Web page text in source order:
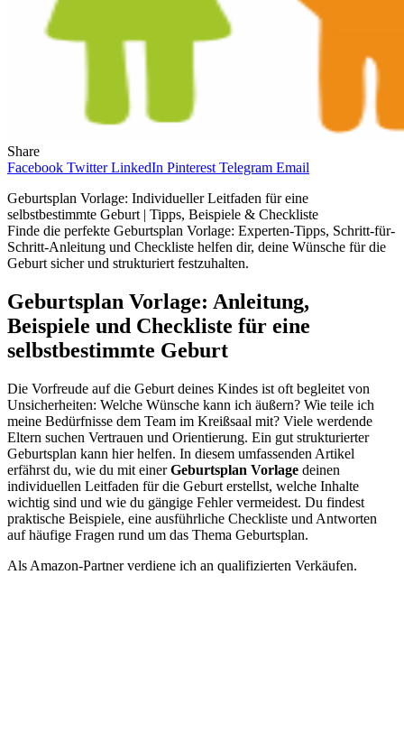
Share
Facebook Twitter LinkedIn Pinterest Telegram Email
Geburtsplan Vorlage: Individueller Leitfaden für eine
selbstbestimmte Geburt | Tipps, Beispiele & Checkliste
Finde die perfekte Geburtsplan Vorlage: Experten-Tipps, Schritt-für-
Schritt-Anleitung und Checkliste helfen dir, deine Wünsche für die
Geburt sicher und strukturiert festzuhalten.
Geburtsplan Vorlage: Anleitung,
Beispiele und Checkliste für eine
selbstbestimmte Geburt
Die Vorfreude auf die Geburt deines Kindes ist oft begleitet von
Unsicherheiten: Welche Wünsche kann ich äußern? Wie teile ich
meine Bedürfnisse dem Team im Kreißsaal mit? Viele werdende
Eltern suchen Vertrauen und Orientierung. Ein gut strukturierter
Geburtsplan kann hier helfen. In diesem umfassenden Artikel
erfährst du, wie du mit einerGeburtsplan Vorlage deinen
individuellen Leitfaden für die Geburt erstellst, welche Inhalte
wichtig sind und wie du gängige Fehler vermeidest. Du findest
praktische Beispiele, eine ausführliche Checkliste und Antworten
auf häufige Fragen rund um das Thema Geburtsplan.
Als Amazon-Partner verdiene ich an qualifizierten Verkäufen.